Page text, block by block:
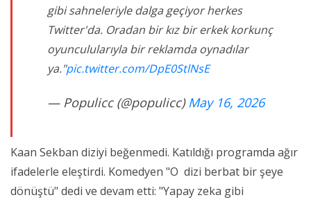
gibi sahneleriyle dalga geçiyor herkes
Twitter'da. Oradan bir kız bir erkek korkunç
oyunculularıyla bir reklamda oynadılar
ya."pic.twitter.com/DpE0StlNsE
— Populicc (@populicc)May 16, 2026
Kaan Sekban diziyi beğenmedi. Katıldığı programda ağır
ifadelerle eleştirdi. Komedyen "O dizi berbat bir şeye
dönüştü" dedi ve devam etti: "Yapay zeka gibi